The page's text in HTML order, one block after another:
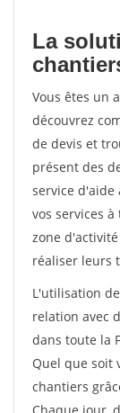
La
Vous êtes un
découvrez
de devis et
présent des
service d'aide
vos services
zone
réaliser leurs
L'utilisation
relation avec
dans toute la
Quel que soit
chantiers